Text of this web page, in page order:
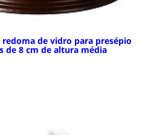
de vidro para presépio
de 8 cm de altura média